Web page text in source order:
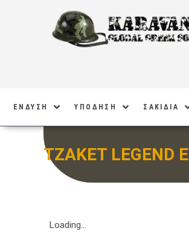
ΕΝΔΥΣΗ ΥΠΟΔΗΣΗ ΣΑΚΙΔΙΑ
ΤΖΑΚΕΤ LEGEND
Loading...